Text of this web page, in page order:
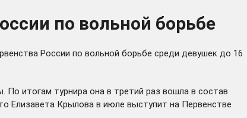
по вольной борьбе
России по вольной борьбе среди девушек до 16
По итогам турнира она в третий раз вошла в состав
Елизавета Крылова в июле выступит на Первенстве